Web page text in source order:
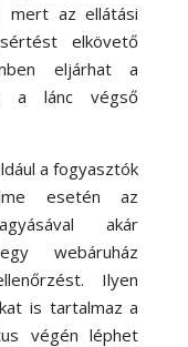
mert az ellátási
elkövető
eljárhat a
a lánc végső
a fogyasztók
esetén az
akár
webáruház
Ilyen
is tartalmaz a
végén léphet